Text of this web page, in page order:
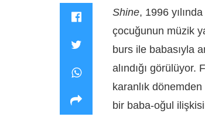
Shine, 1996
çocuğunun müzik
burs ile babasıyla
alındığı görülüyor.
karanlık dönemden
bir baba-oğul